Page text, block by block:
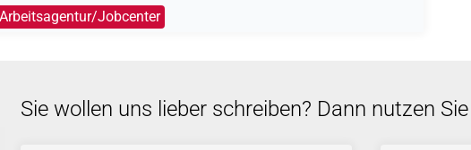
Jobcenter
Sie wollen uns lieber schreiben? Dann nutzen